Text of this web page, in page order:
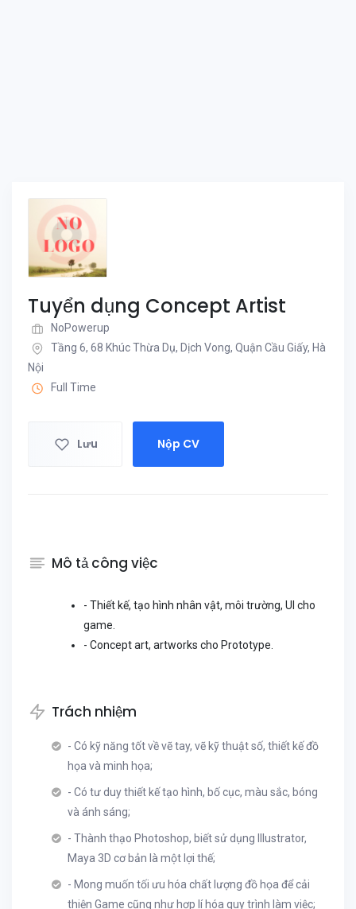
Tuyển dụng Concept Artist
NoPowerup
Tầng 6, 68 Khúc Thừa Dụ, Dịch Vong, Quận Cầu Giấy, Hà
Nội
Full Time
Lưu Nộp CV
Mô tả công việc
- Thiết kế, tạo hình nhân vật, môi trường, UI cho
game.
- Concept art, artworks cho Prototype.
Trách nhiệm
- Có kỹ năng tốt về vẽ tay, vẽ kỹ thuật số, thiết kế đồ
họa và minh họa;
- Có tư duy thiết kế tạo hình, bố cục, màu sắc, bóng
và ánh sáng;
- Thành thạo Photoshop, biết sử dụng Illustrator,
Maya 3D cơ bản là một lợi thế;
- Mong muốn tối ưu hóa chất lượng đồ họa để cải
thiện Game cũng như hợp lí hóa quy trình làm việc;